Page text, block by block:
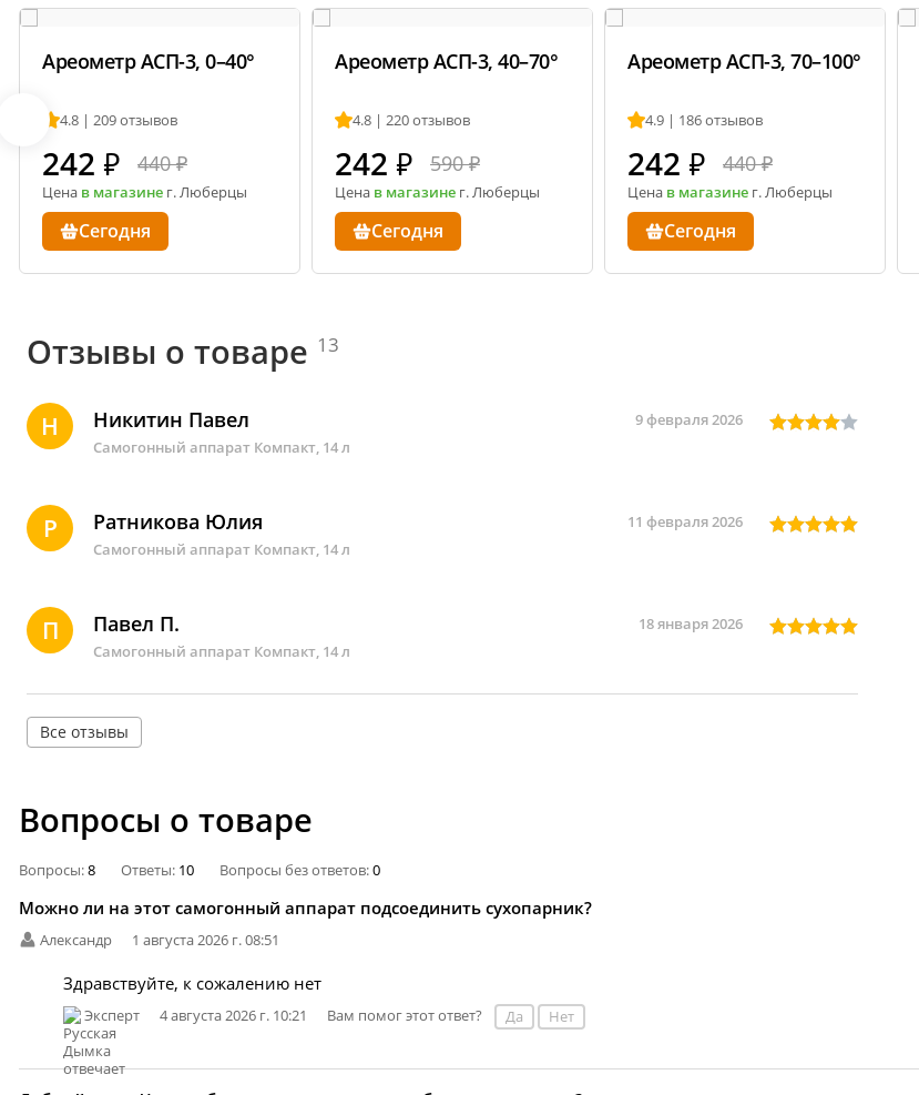
Ареометр АСП-3, 0–40°
4.8 | 209 отзывов
242 ₽ 440 ₽
Цена в магазине г. Люберцы
Сегодня
Ареометр АСП-3, 40–70°
4.8 | 220 отзывов
242 ₽ 590 ₽
Цена в магазине г. Люберцы
Сегодня
Ареометр АСП-3, 70–100°
4.9 | 186 отзывов
242 ₽ 440 ₽
Цена в магазине г. Люберцы
Сегодня
Отзывы о товаре 13
Н Никитин Павел
Самогонный аппарат Компакт, 14 л
9 февраля 2026
Р Ратникова Юлия
Самогонный аппарат Компакт, 14 л
11 февраля 2026
П Павел П.
Самогонный аппарат Компакт, 14 л
18 января 2026
Все отзывы
Вопросы о товаре
Вопросы:8 Ответы: 10 Вопросы без ответов:0
Можно ли на этот самогонный аппарат подсоединить сухопарник?
Александр 1 августа 2026 г. 08:51
Здравствуйте, к сожалению нет
Эксперт 4 августа 2026 г. 10:21 Вам помог этот ответ? Да Нет